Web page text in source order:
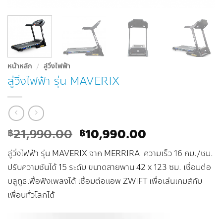
หน้าหลัก / ลู่วิ่งไฟฟ้า
ลู่วิ่งไฟฟ้า รุ่น MAVERIX
฿21,990.00 Original
price
was:
฿21,990.00.
฿10,990.00
price
is:
฿10,990.00.
ลู่วิ่งไฟฟ้า รุ่น MAVERIX จาก MERRIRA ความเร็ว 16 กม./ชม.
ปรับความชันได้ 15 ระดับ ขนาดสายพาน 42 x 123 ซม. เชื่อมต่อ
บลูทูธเพื่อฟังเพลงได้ เชื่อมต่อแอพ ZWIFT เพื่อเล่นเกมส์กับ
เพื่อนทั่วโลกได้